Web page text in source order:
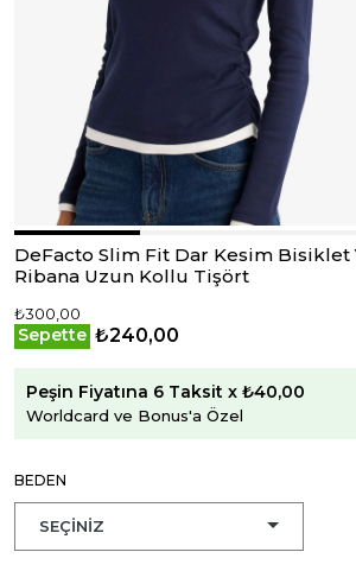
DeFacto Slim Fit Dar Kesim Bisiklet
Ribana Uzun Kollu Tişört
₺300,00
Sepette ₺240,00
Peşin Fiyatına 6 Taksit x ₺40,00
Worldcard ve Bonus'a Özel
BEDEN